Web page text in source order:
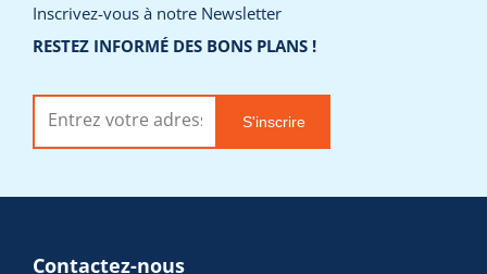
Demander un devis
Inscrivez-vous à notre Newsletter
RESTEZ INFORMÉ DES BONS PLANS !
S'inscrire
Contactez-nous